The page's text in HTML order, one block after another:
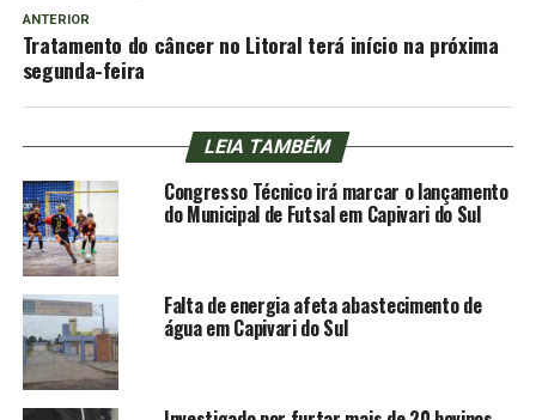
ANTERIOR
Tratamento do câncer no Litoral terá início na próxima
segunda-feira
LEIA TAMBÉM
Congresso Técnico irá marcar o lançamento
do Municipal de Futsal em Capivari do Sul
Falta de energia afeta abastecimento de
água em Capivari do Sul